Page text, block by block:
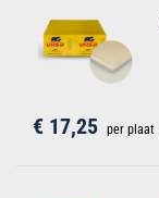
€ 17,25 per plaat